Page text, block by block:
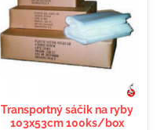
Transportný sáčik na ryby
103x53cm 100ks/box